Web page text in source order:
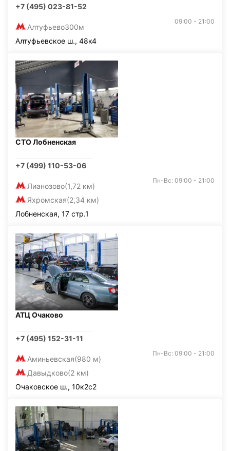
+7 (495) 023-81-52
Алтуфьево300м
09:00 - 21:00
Алтуфьевское ш., 48к4
СТО Лобненская
+7 (499) 110-53-06
Лианозово(1,72 км)
Яхромская(2,34 км)
Пн-Вс: 09:00 - 21:00
Лобненская, 17 стр.1
АТЦ Очаково
+7 (495) 152-31-11
Аминьевская(980 м)
Давыдково(2 км)
Пн-Вс: 09:00 - 21:00
Очаковское ш., 10к2с2